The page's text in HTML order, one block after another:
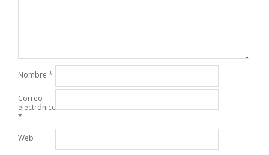
Nombre *
Correo
electrónico
*
Web